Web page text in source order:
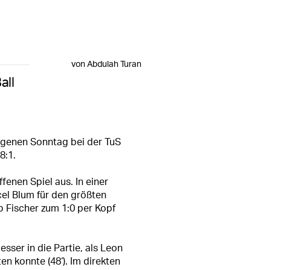
von Abdulah Turan
Sonntag bei der TuS
Spiel aus. In einer
Blum für den größten
Fischer zum 1:0 per Kopf
in die Partie, als Leon
konnte (48‘). Im direkten